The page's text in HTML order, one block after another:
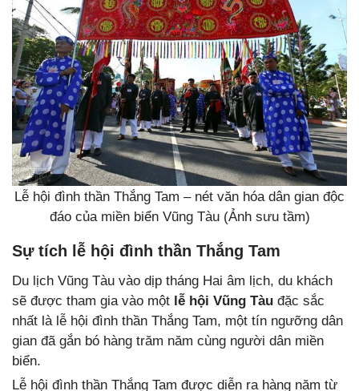
Lễ hội đình thần Thắng Tam – nét văn hóa dân gian độc
đáo của miền biển Vũng Tàu (Ảnh sưu tầm)
Sự tích lễ hội đình thần Thắng Tam
Du lịch Vũng Tàu vào dịp tháng Hai âm lịch, du khách
sẽ được tham gia vào một lễ hội Vũng Tàu đặc sắc
nhất là lễ hội đình thần Thắng Tam, một tín ngưỡng dân
gian đã gắn bó hàng trăm năm cùng người dân miền
biển.
Lễ hội đình thần Thắng Tam được diễn ra hàng năm từ